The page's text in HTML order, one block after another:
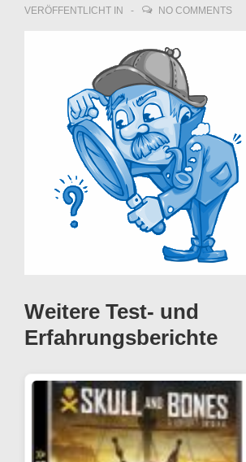
VERÖFFENTLICHT IN
NO COMMENTS
Weitere Test- und
Erfahrungsberichte